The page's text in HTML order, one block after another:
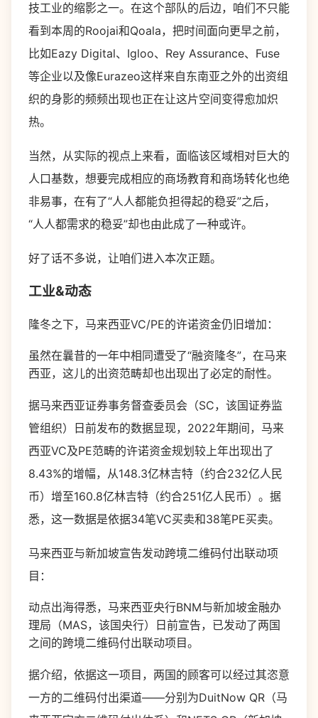
技工业的缩影之一。在这个部队的后边，咱们不只能
看到本周的Roojai和Qoala，把时间面向更早之前，
比如Eazy Digital、Igloo、Rey Assurance、Fuse
等企业以及像Eurazeo这样来自东南亚之外的出资组
织的身影的频频出现也正在让这片空间变得愈加炽
热。
当然，从实际的视点上来看，面临该区域相对巨大的
人口基数，想要完成相应的商场教育和商场转化也绝
非易事，在有了“人人都能负担得起的稳妥”之后，
“人人都需求的稳妥”却也由此成了一种或许。
好了话不多说，让咱们进入本次正题。
工业&动态
隆冬之下，马来西亚VC/PE的许诺资金仍旧增加：
虽然在曩昔的一年中相同遭受了“融资隆冬”，在马来
西亚，这儿的出资范畴却也出现出了必定的耐性。
据马来西亚证券事务督查委员会（SC，该国证券监
管组织）日前发布的数据显现，2022年期间，马来
西亚VC及PE范畴的许诺资金规划较上年出现出了
8.43%的增幅，从148.3亿林吉特（约合232亿人民
币）增至160.8亿林吉特（约合251亿人民币）。据
悉，这一数据是依据34笔VC买卖和38笔PE买卖。
马来西亚与新加坡宣告发动跨境二维码付出联动项
目：
动点出海得悉，马来西亚央行BNM与新加坡金融办
理局（MAS，该国央行）日前宣告，已发动了两国
之间的跨境二维码付出联动项目。
据介绍，依据这一项目，两国的顾客可以经过其恣意
一方的二维码付出渠道——分别为DuitNow QR（马